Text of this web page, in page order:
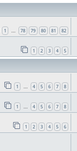
1 … 78 79 80 81 82
1 2 3 4 5
1 … 4 5 6 7 8
1 … 4 5 6 7 8
1 2 3 4 5 6